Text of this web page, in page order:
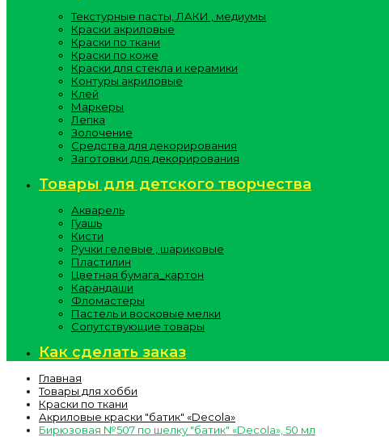
Текстурные пасты, ЛАКИ , медиумы
Краски акриловые
Краски по ткани
Краски по коже
Краски для стекла и керамики
Контуры акриловые
Клей
Маркеры
Лепка
Золочение
Средства для декорирования
Заготовки для декорирования
Товары для детского творчества
Акварель
Гуашь
Кисти
Ручки гелевые , шариковые
Пластилин
Цветная бумага_картон
Карандаши
Фломастеры
Пастель и восковые мелки
Сопутствующие товары
Как сделать заказ
Главная
Товары для хобби
Краски по ткани
Акриловые краски "батик" «Decola»
Бирюзовая №507 по шелку "батик" «Decola», 50 мл